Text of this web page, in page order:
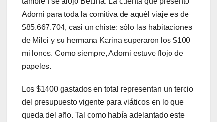
Adorni para toda la comitiva de aquél viaje es de
$85.667.704, casi un chiste: sólo las habitaciones
de Milei y su hermana Karina superaron los $100
millones. Como siempre, Adorni estuvo flojo de
papeles.
Los $1400 gastados en total representan un tercio
del presupuesto vigente para viáticos en lo que
queda del año. Tal como había adelantado este